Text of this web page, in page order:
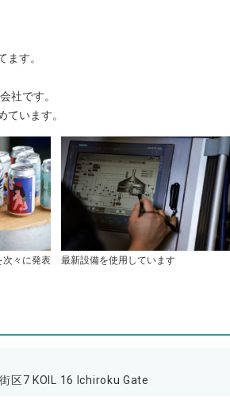
す。
社です。
います。
次々に発表
最新設備を使用しています
区7 KOIL 16 Ichiroku Gate